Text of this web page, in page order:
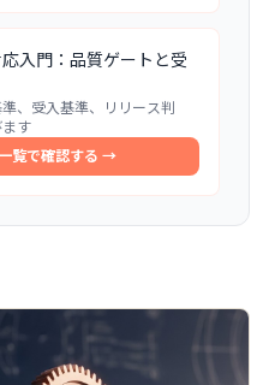
入門：品質ゲートと受
、受入基準、リリース判
す
覧で確認する →